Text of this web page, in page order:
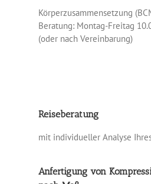
Körperzusammensetzung
Beratung: Montag-Freitag
(oder nach Vereinbarung)
Reiseberatung
mit individueller Analyse
Anfertigung von